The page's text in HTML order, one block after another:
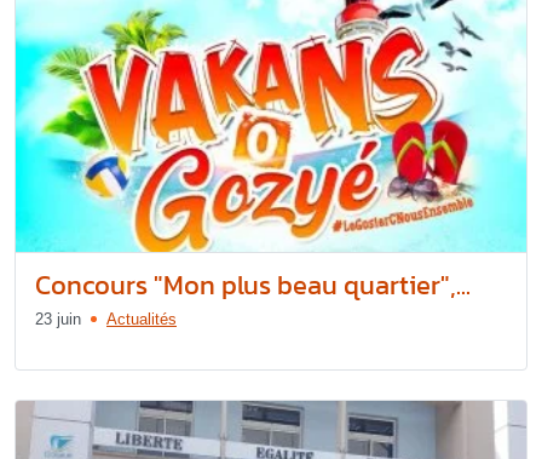
Concours "Mon plus beau quartier",...
23 juin Actualités